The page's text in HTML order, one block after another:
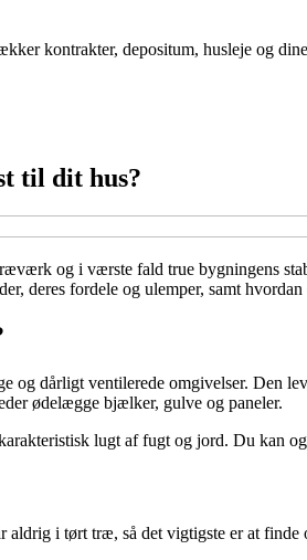
kontrakter, depositum, husleje og
til dit hus?
og i værste fald true bygningens
deres fordele og ulemper, samt
og dårligt ventilerede omgivelser. Den
ødelægge bjælker, gulve og paneler.
lugt af fugt og jord. Du kan
aldrig i tørt træ, så det vigtigste er at